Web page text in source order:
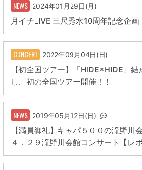
NEWS 2024年01月29日(月)
月イチLIVE 三尺秀水10周年記念企画
CONCERT 2022年09月04日(日)
【初全国ツアー】「HIDE×HIDE」
し、初の全国ツアー開催！！
NEWS 2019年05月12日(日)
【満員御礼】キャパ５００の滝野川
４．２９滝野川会館コンサート【レポ